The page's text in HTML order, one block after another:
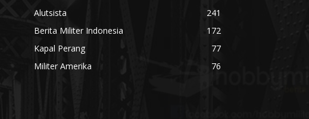
Alutsista
241
Berita Militer Indonesia
172
Kapal Perang
77
Militer Amerika
76